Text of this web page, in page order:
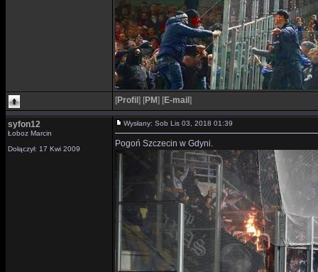
[Profil ] [PM] [E-mail ]
syfon12
Łoboz Marcin
Dołączył: 17 Kwi 2009
Wysłany: Sob Lis 03, 2018 01:39
Pogoń Szczecin w Gdyni.